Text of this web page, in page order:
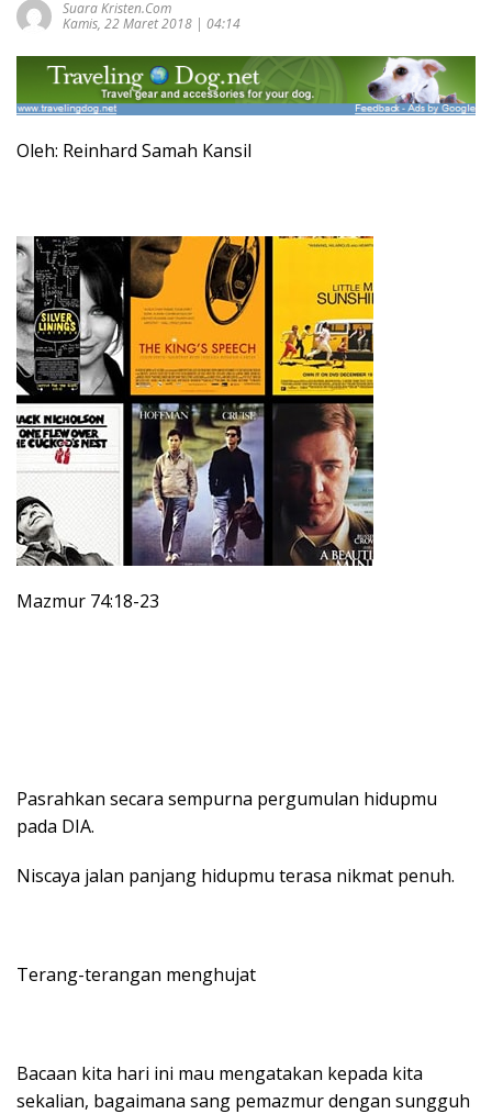
Suara Kristen.com
Kamis, 22 Maret 2018 | 04:14
Oleh: Reinhard Samah Kansil
Mazmur 74:18-23
Pasrahkan secara sempurna pergumulan hidupmu
pada DIA.
Niscaya jalan panjang hidupmu terasa nikmat penuh.
Terang-terangan menghujat
Bacaan kita hari ini mau mengatakan kepada kita
sekalian, bagaimana sang pemazmur dengan sungguh